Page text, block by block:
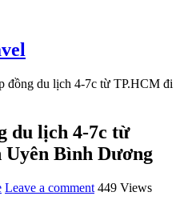
đồng du lịch 4-7c từ TP.HCM đi
du lịch 4-7c từ
Bình Dương
Leave a comment 449 Views